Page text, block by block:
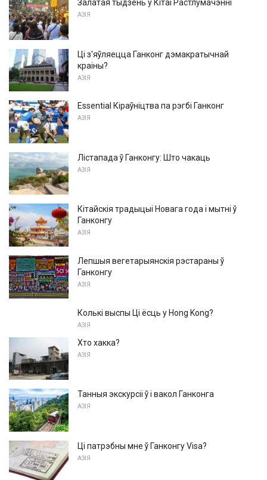
Залатая тыдзень у Кітаі Растлумачэнні
АЗІЯ
Ці з'яўляецца Ганконг дэмакратычнай
краіны?
АЗІЯ
Essential Кіраўніцтва па рэгбі Ганконг
АЗІЯ
Лістапада ў Ганконгу: Што чакаць
АЗІЯ
Кітайскія традыцыі Новага года і мытні ў
Ганконгу
АЗІЯ
Лепшыя вегетарыянскія рэстараны ў
Ганконгу
АЗІЯ
Колькі выспы Ці ёсць у Hong Kong?
АЗІЯ
Хто хакка?
АЗІЯ
Танныя экскурсіі ў і вакол Ганконга
АЗІЯ
Ці патрэбны мне ў Ганконгу Visa?
АЗІЯ